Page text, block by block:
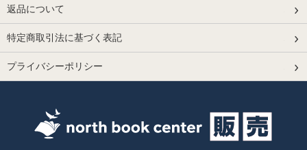
返品について
特定商取引法に基づく表記
プライバシーポリシー